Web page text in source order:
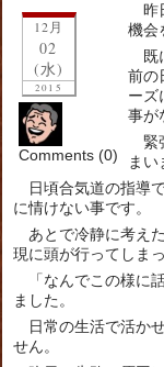
12月
02
(水)
2015
Comments (0)
昨
機会
既
前の
ーズ
事が
緊
まい
日頃合気道の指導
に情けない事です。
あとで冷静に考え
現に頭が行ってしま
「なんでこの様に
ました。
日常の生活で活か
せん。